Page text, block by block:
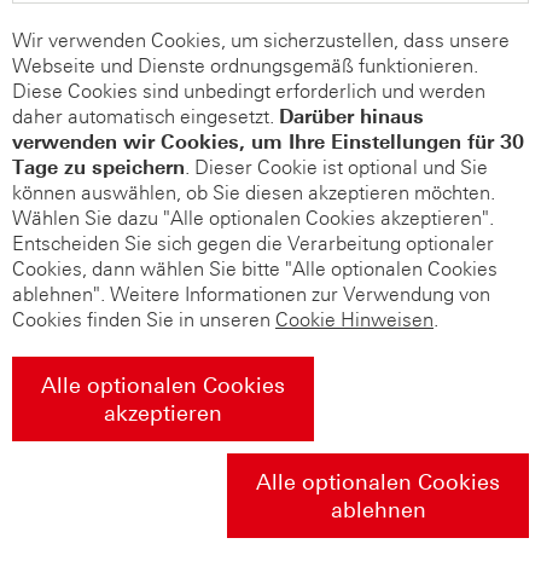
Wir verwenden Cookies, um sicherzustellen, dass unsere
Webseite und Dienste ordnungsgemäß funktionieren.
Diese Cookies sind unbedingt erforderlich und werden
daher automatisch eingesetzt. Darüber hinaus
verwenden wir Cookies, um Ihre Einstellungen für 30
Tage zu speichern. Dieser Cookie ist optional und Sie
können auswählen, ob Sie diesen akzeptieren möchten.
Wählen Sie dazu "Alle optionalen Cookies akzeptieren".
Entscheiden Sie sich gegen die Verarbeitung optionaler
Cookies, dann wählen Sie bitte "Alle optionalen Cookies
ablehnen". Weitere Informationen zur Verwendung von
Cookies finden Sie in unseren Cookie Hinweisen.
Alle optionalen Cookies
akzeptieren
Alle optionalen Cookies
ablehnen